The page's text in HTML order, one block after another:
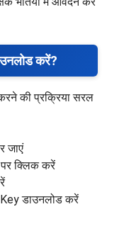
करें?
की प्रक्रिया सरल
जाएं
क्लिक करें
डाउनलोड करें